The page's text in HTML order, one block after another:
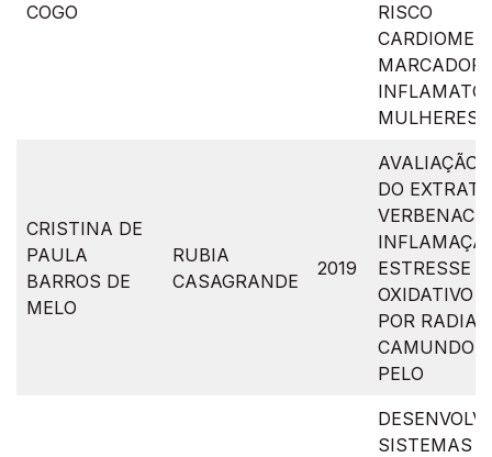
COGO
RISCO
MULHERES
CRISTINA DE
PAULA
BARROS DE
MELO
RUBIA
CASAGRANDE
2019
AVALIAÇÃO
DO
ESTRESSE
OXIDATIVO
POR
PELO
SISTEMAS